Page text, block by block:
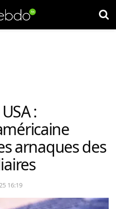
:
arnaques des
16:19